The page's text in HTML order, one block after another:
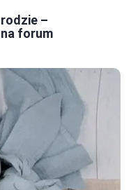
–
forum